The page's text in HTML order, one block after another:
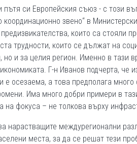
си Европейския съюз - с този
координационно звено“ в
които са стояли
трудности, които се дължат на
и за целия регион. Именно в тази
Г-н Иванов подчерта,
е осезаема, а това предполага
Има много добри примери в
на фокуса – не толкова върху
нарастващите междурегионални
места, за да се решат тези